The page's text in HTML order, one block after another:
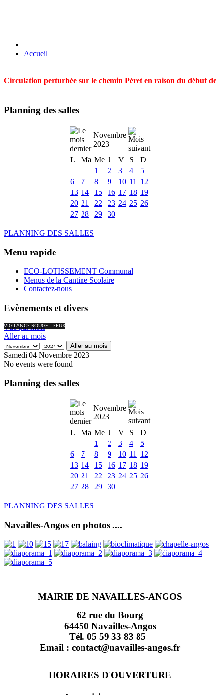
Accueil
Circulation perturbée sur le chemin Péret en raison du début
Planning des salles
Novembre
2023
L
Ma Me J V S
D
1
2 3 4
5
6
7 8 9 10 11
12
13 14 15 16 17 18 19
20 21 22 23 24 25 26
27 28 29 30
PLANNING DES SALLES
Menu rapide
ECO-LOTISSEMENT Communal
Menus de la Cantine Scolaire
Contactez-nous
Evènements et divers
VIGILANCE ROUGE - FEUX
Vue par mois
Aller au mois
Aller au mois
Samedi 04 Novembre 2023
No events were found
Planning des salles
Novembre
2023
L
Ma Me J V S
D
1
2 3 4
5
6
7 8 9 10 11
12
13 14 15 16 17 18 19
20 21 22 23 24 25 26
27 28 29 30
PLANNING DES SALLES
Navailles-Angos en photos ....
MAIRIE DE NAVAILLES-ANGOS
62 rue du Bourg
64450 Navailles-Angos
Tél. 05 59 33 83 85
Email : contact@navailles-angos.fr
HORAIRES D'OUVERTURE